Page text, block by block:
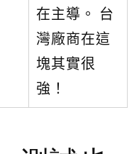
在主導。 台
灣廠商在這
塊其實很
強！